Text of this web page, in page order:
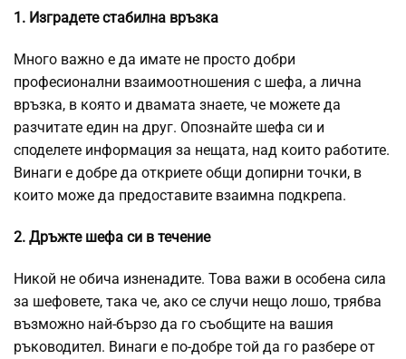
1. Изградете стабилна връзка
Много важно е да имате не просто добри
професионални взаимоотношения с шефа, а лична
връзка, в която и двамата знаете, че можете да
разчитате един на друг. Опознайте шефа си и
споделете информация за нещата, над които работите.
Винаги е добре да откриете общи допирни точки, в
които може да предоставите взаимна подкрепа.
2. Дръжте шефа си в течение
Никой не обича изненадите. Това важи в особена сила
за шефовете, така че, ако се случи нещо лошо, трябва
възможно най-бързо да го съобщите на вашия
ръководител. Винаги е по-добре той да го разбере от